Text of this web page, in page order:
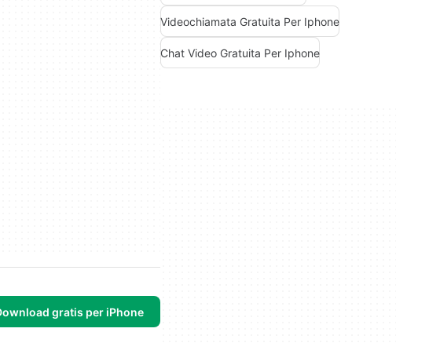
gratis per iPhone
Videochiamata Gratuita Per Iphone
Chat Video Gratuita Per Iphone